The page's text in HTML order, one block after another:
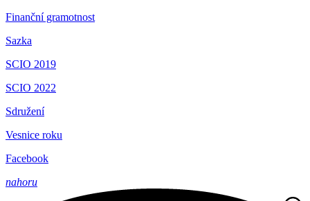
Finanční gramotnost
Sazka
SCIO 2019
SCIO 2022
Sdružení
Vesnice roku
Facebook
nahoru